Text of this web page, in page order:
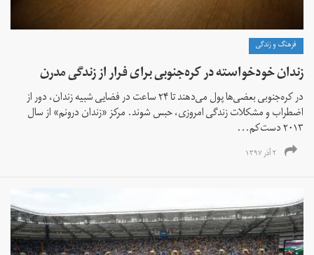
فرهنگ و زندگی
زندان خودخواسته در کره‌جنوبی برای فرار از زندگی مدرن
در کره‌جنوبی بعضی‌ها پول می‌دهند تا ۲۴ ساعت در فضایی شبیه زندان، دور از
اضطراب و مشکلات زندگی امروزی، حبس شوند. مرکز «زندان درونم» از سال
۲۰۱۳ دست‌کم...
۲ آذر ۱۳۹۷